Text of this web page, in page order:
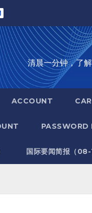
清晨一分钟，了
ACCOUNT
PASSWORD
国际要闻简报（08-